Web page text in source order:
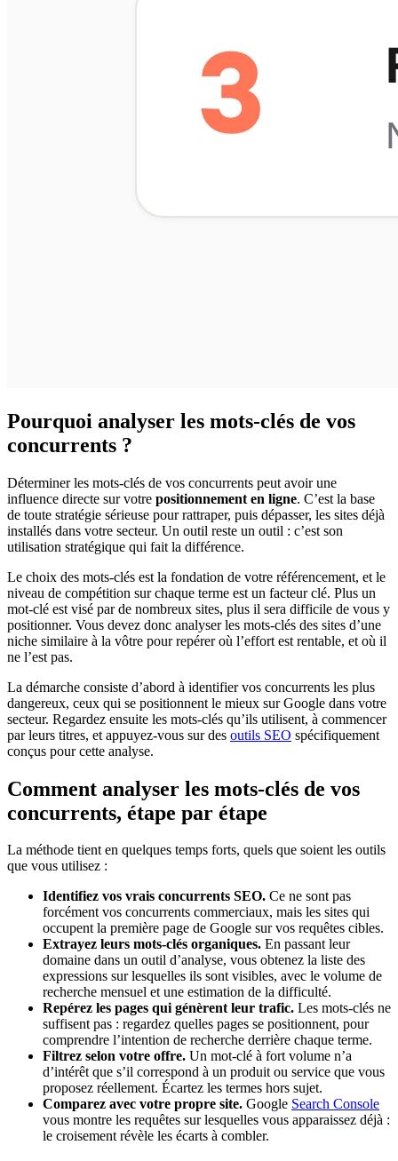
Pourquoi analyser les mots-clés de vos
concurrents ?
Déterminer les mots-clés de vos concurrents peut avoir une
influence directe sur votre positionnement en ligne. C’est la base
de toute stratégie sérieuse pour rattraper, puis dépasser, les sites déjà
installés dans votre secteur. Un outil reste un outil : c’est son
utilisation stratégique qui fait la différence.
Le choix des mots-clés est la fondation de votre référencement, et le
niveau de compétition sur chaque terme est un facteur clé. Plus un
mot-clé est visé par de nombreux sites, plus il sera difficile de vous y
positionner. Vous devez donc analyser les mots-clés des sites d’une
niche similaire à la vôtre pour repérer où l’effort est rentable, et où il
ne l’est pas.
La démarche consiste d’abord à identifier vos concurrents les plus
dangereux, ceux qui se positionnent le mieux sur Google dans votre
secteur. Regardez ensuite les mots-clés qu’ils utilisent, à commencer
par leurs titres, et appuyez-vous sur des outils SEO spécifiquement
conçus pour cette analyse.
Comment analyser les mots-clés de vos
concurrents, étape par étape
La méthode tient en quelques temps forts, quels que soient les outils
que vous utilisez :
Identifiez vos vrais concurrents SEO. Ce ne sont pas
forcément vos concurrents commerciaux, mais les sites qui
occupent la première page de Google sur vos requêtes cibles.
Extrayez leurs mots-clés organiques. En passant leur
domaine dans un outil d’analyse, vous obtenez la liste des
expressions sur lesquelles ils sont visibles, avec le volume de
recherche mensuel et une estimation de la difficulté.
Repérez les pages qui génèrent leur trafic. Les mots-clés ne
suffisent pas : regardez quelles pages se positionnent, pour
comprendre l’intention de recherche derrière chaque terme.
Filtrez selon votre offre. Un mot-clé à fort volume n’a
d’intérêt que s’il correspond à un produit ou service que vous
proposez réellement. Écartez les termes hors sujet.
Comparez avec votre propre site. Google Search Console
vous montre les requêtes sur lesquelles vous apparaissez déjà :
le croisement révèle les écarts à combler.